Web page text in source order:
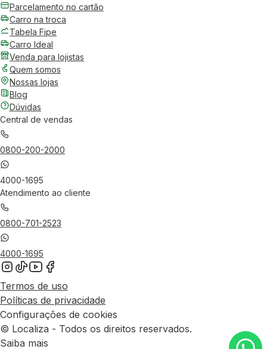
Parcelamento no cartão
Carro na troca
Tabela Fipe
Carro Ideal
Venda para lojistas
Quem somos
Nossas lojas
Blog
Dúvidas
Central de vendas
0800-200-2000
4000-1695
Atendimento ao cliente
0800-701-2523
4000-1695
Termos de uso
Políticas de privacidade
Configurações de cookies
© Localiza - Todos os direitos reservados.
Saiba mais